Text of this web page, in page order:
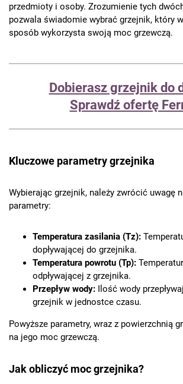
przedmioty i osoby. Zrozumienie tych
pozwala świadomie wybrać grzejnik, który
sposób wykorzysta swoją moc grzewczą.
Dobierasz grzejnik do
Sprawdź ofertę
Kluczowe parametry grzejnika
Wybierając grzejnik, należy zwrócić uwagę
parametry:
Temperatura zasilania (Tz):
dopływającej do grzejnika.
Temperatura powrotu (Tp):
odpływającej z grzejnika.
Przepływ wody: Ilość wody
grzejnik w jednostce czasu.
Powyższe parametry, wraz z powierzchnią
na jego moc grzewczą.
Jak obliczyć moc grzejnika?